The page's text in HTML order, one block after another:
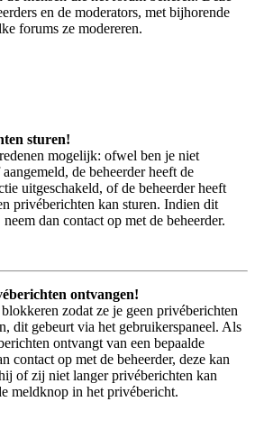
en de moderators, met bijhorende
forums ze modereren.
sturen!
mogelijk: ofwel ben je niet
de beheerder heeft de
uitgeschakeld, of de beheerder heeft
privéberichten kan sturen. Indien dit
dan contact op met de beheerder.
ontvangen!
zodat ze je geen privéberichten
dit gebeurt via het gebruikerspaneel. Als
ontvangt van een bepaalde
contact op met de beheerder, deze kan
of zij niet langer privéberichten kan
meldknop in het privébericht.